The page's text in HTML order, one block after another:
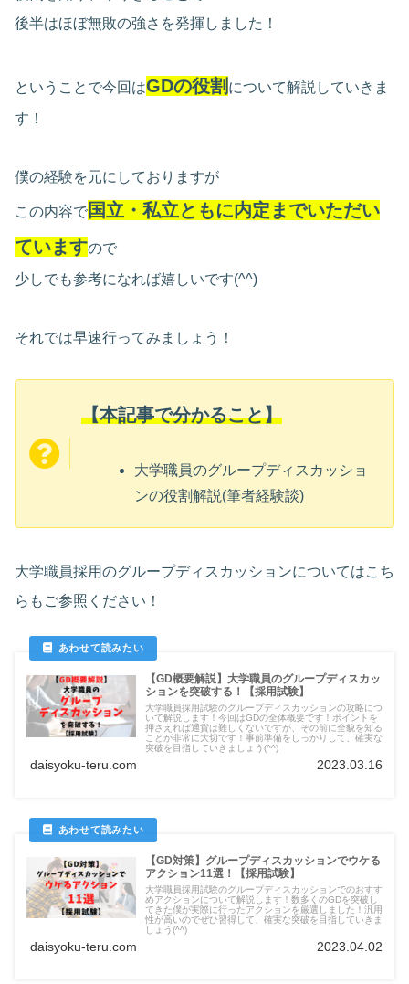
後半はほぼ無敗の強さを発揮しました！
ということで今回はGDの役割 について解説していきま
す！
僕の経験を元にしておりますが
この内容で 国立・私立ともに内定までいただい
ていますので
少しでも参考になれば嬉しいです(^^)
それでは早速行ってみましょう！
【本記事で分かること】
大学職員のグループディスカッショ
ンの役割解説(筆者経験談)
大学職員採用のグループディスカッションについてはこち
らもご参照ください！
【GD概要解説】大学職員のグループディスカッ
ションを突破する！【採用試験】
大学職員採用試験のグループディスカッションの攻略につ
いて解説します！今回はGDの全体概要です！ポイントを
押さえれば通貨は難しくないですが、その前に全貌を知る
ことが非常に大切です！事前準備をしっかりして、確実な
突破を目指していきましょう(^^)
daisyoku-teru.com 2023.03.16
【GD対策】グループディスカッションでウケる
アクション11選！【採用試験】
大学職員採用試験のグループディスカッションでのおすす
めアクションについて解説します！数多くのGDを突破し
てきた僕が実際に行ったアクションを厳選しました！汎用
性が高いのでぜひ習得して、確実な突破を目指していきま
しょう(^^)
daisyoku-teru.com 2023.04.02